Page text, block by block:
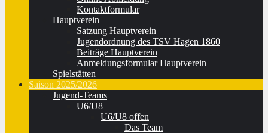
Kontaktformular
Hauptverein
Satzung Hauptverein
Jugendordnung des TSV Hagen 1860
Beiträge Hauptverein
Anmeldungsformular Hauptverein
Spielstätten
Saison 2025/2026
Jugend-Teams
U6/U8
U6/U8 offen
Das Team